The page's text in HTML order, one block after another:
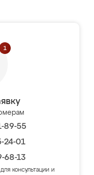
89-55
24-01
68-13
консультации и